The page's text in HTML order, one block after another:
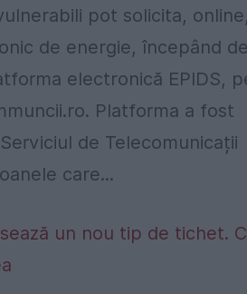
pot solicita,
de energie, începând
electronică EPIDS,
Platforma a fost
de Telecomunicații
care...